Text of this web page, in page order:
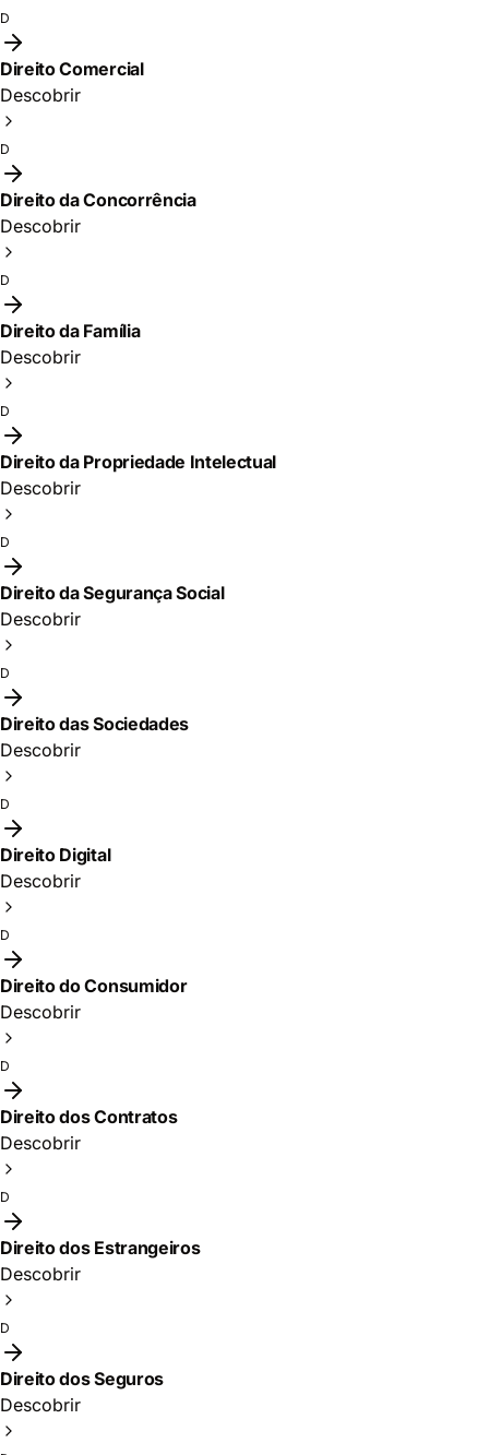
D
Direito Comercial
Descobrir
D
Direito da Concorrência
Descobrir
D
Direito da Família
Descobrir
D
Direito da Propriedade Intelectual
Descobrir
D
Direito da Segurança Social
Descobrir
D
Direito das Sociedades
Descobrir
D
Direito Digital
Descobrir
D
Direito do Consumidor
Descobrir
D
Direito dos Contratos
Descobrir
D
Direito dos Estrangeiros
Descobrir
D
Direito dos Seguros
Descobrir